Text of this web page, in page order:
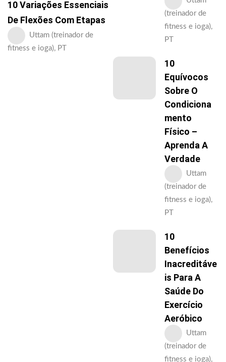
10 Variações Essenciais
De Flexões Com Etapas
Uttam (treinador de
fitness e ioga), PT
(treinador de
fitness e ioga),
PT
10
Equívocos
Sobre O
Condiciona
Mento
Físico –
Aprenda A
Verdade
Uttam
(treinador de
fitness e ioga),
PT
10
Benefícios
Inacreditáve
Is Para A
Saúde Do
Exercício
Aeróbico
Uttam
(treinador de
fitness e ioga),